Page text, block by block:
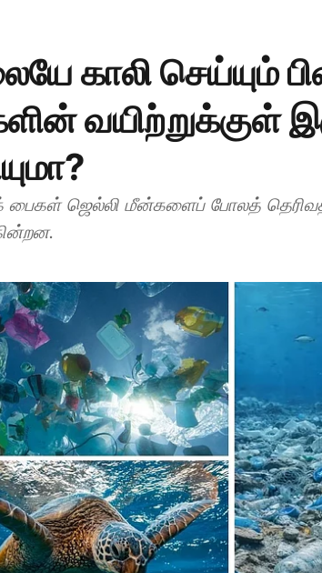
காலி செய்யும்
வயிற்றுக்குள்
பைகள் ஜெல்லி மீன்களைப் போலத்